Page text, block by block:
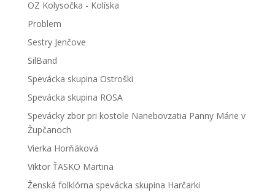
OZ Kolysočka - Kolíska
Problem
Sestry Jenčove
SilBand
Spevácka skupina Ostroški
Spevácka skupina ROSA
Spevácky zbor pri kostole Nanebovzatia Panny Márie v
Župčanoch
Vierka Horňáková
Viktor ŤASKO Martina
Ženská folklórna spevácka skupina Harčarki